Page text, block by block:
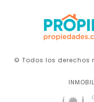
© Todos los derechos